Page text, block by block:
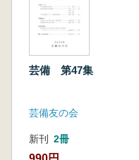
芸備 第47集
芸備友の会
新刊 2冊